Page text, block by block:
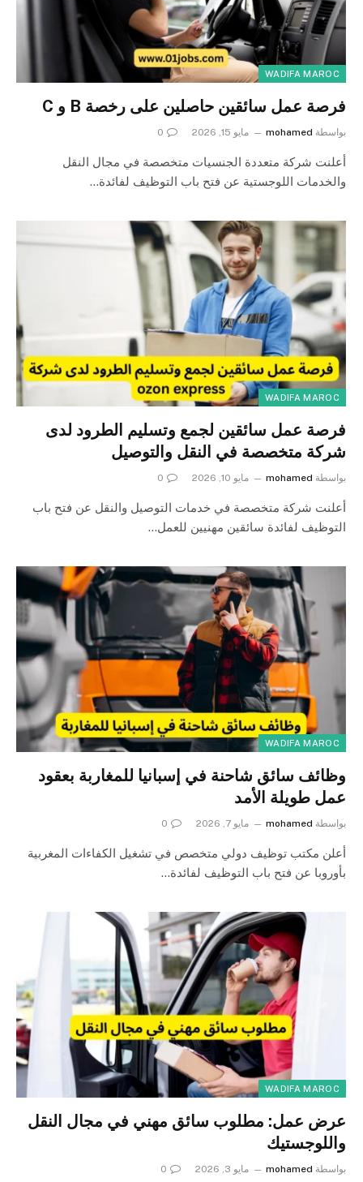
WADIFA MAROC
فرصة عمل سائقين حاصلين على رخصة B و C
بواسطة mohamed مايو 15, 2026 0
أعلنت شركة متعددة الجنسيات متخصصة في مجال النقل
والخدمات اللوجستية عن فتح باب التوظيف لفائدة…
WADIFA MAROC
فرصة عمل سائقين لجمع وتسليم الطرود لدى
شركة متخصصة في النقل والتوصيل
بواسطة mohamed مايو 10, 2026 0
أعلنت شركة متخصصة في خدمات التوصيل والنقل عن فتح باب
التوظيف لفائدة سائقين مهنيين للعمل…
WADIFA MAROC
وظائف سائق شاحنة في إسبانيا للمغاربة بعقود
عمل طويلة الأمد
بواسطة mohamed مايو 7, 2026 0
أعلن مكتب توظيف دولي متخصص في تشغيل الكفاءات المغربية
بأوروبا عن فتح باب التوظيف لفائدة…
WADIFA MAROC
عرض عمل: مطلوب سائق مهني في مجال النقل
واللوجستيك
بواسطة mohamed مايو 3, 2026 0